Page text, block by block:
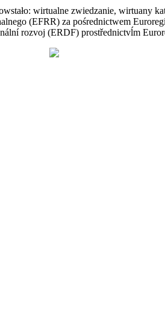
wirtualne zwiedzanie, wirtuany
(EFRR) za pośrednictwem
rozvoj (ERDF) prostřednictvĺm